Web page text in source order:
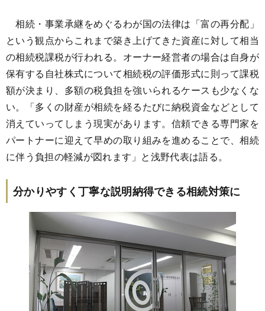
相続・事業承継をめぐるわが国の法律は「富の再分配」
という観点からこれまで築き上げてきた資産に対して相当
の相続税課税が行われる。オーナー経営者の場合は自身が
保有する自社株式について相続税の評価形式に則って課税
額が決まり、多額の税負担を強いられるケースも少なくな
い。「多くの財産が相続を経るたびに納税資金などとして
消えていってしまう現実があります。信頼できる専門家を
パートナーに迎えて早めの取り組みを進めることで、相続
に伴う負担の軽減が図れます」と浅野代表は語る。
分かりやすく丁寧な説明納得できる相続対策に